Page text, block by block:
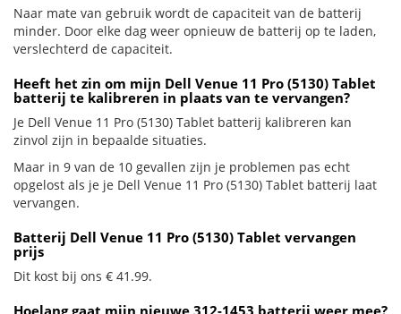
Naar mate van gebruik wordt de capaciteit van de batterij
minder. Door elke dag weer opnieuw de batterij op te laden,
verslechterd de capaciteit.
Heeft het zin om mijn Dell Venue 11 Pro (5130) Tablet
batterij te kalibreren in plaats van te vervangen?
Je Dell Venue 11 Pro (5130) Tablet batterij kalibreren kan
zinvol zijn in bepaalde situaties.
Maar in 9 van de 10 gevallen zijn je problemen pas echt
opgelost als je je Dell Venue 11 Pro (5130) Tablet batterij laat
vervangen.
Batterij Dell Venue 11 Pro (5130) Tablet vervangen
prijs
Dit kost bij ons € 41.99.
Hoelang gaat mijn nieuwe 312-1453 batterij weer mee?